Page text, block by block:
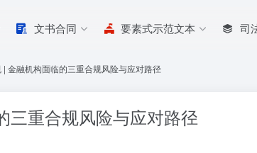
文书合同 要素式示范文本 司
金融机构面临的三重合规风险与应对路径
三重合规风险与应对路径